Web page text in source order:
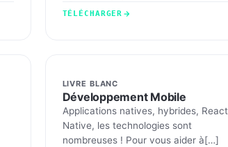
TÉLÉCHARGER
LIVRE BLANC
Développement Mobile
Applications natives, hybrides, React
Native, les technologies sont
nombreuses ! Pour vous aider à[…]